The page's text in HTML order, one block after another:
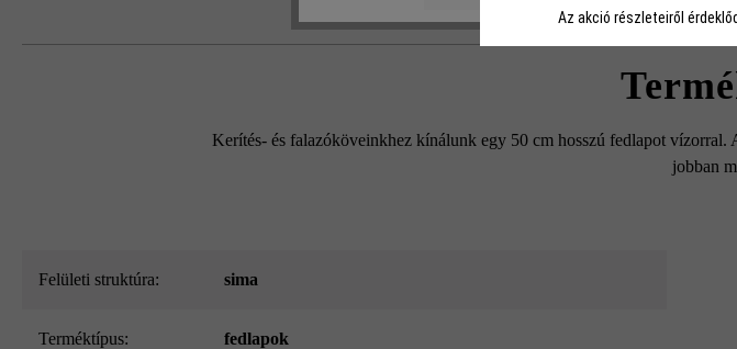
Kerítés- és falazóköveinkhez kínálunk egy 50 cm hosszú fedlapot vízorral.
jobban
Felületi struktúra: sima
Terméktípus: fedlapok
Az akció részleteiről